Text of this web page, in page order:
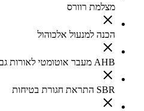
מצלמת רוורס
הכנה למנעול אלכוהול
AHB מעבר אוטומטי לאורות גבוהים
SBR התראת חגורת בטיחות